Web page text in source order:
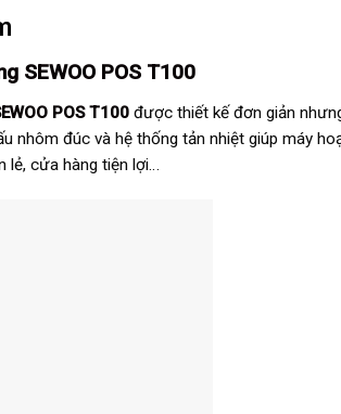
SEWOO POS T100
POS T100 được thiết kế đơn giản
nhôm đúc và hệ thống tản nhiệt giúp máy
lẻ, cửa hàng tiện lợi…